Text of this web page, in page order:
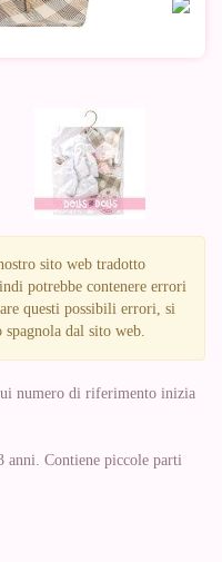
sito web tradotto
potrebbe contenere errori
questi possibili errori, si
spagnola dal sito web.
numero di riferimento inizia
anni. Contiene piccole parti